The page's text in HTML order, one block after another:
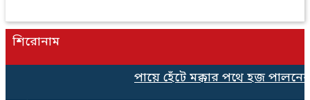
শিরোনাম
পায়ে হেঁটে মক্কার পথে হজ